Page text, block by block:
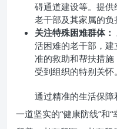
碍通道建设等。提
老干部及其家属的负
关注特殊困难群体：
活困难的老干部，建
准的救助和帮扶措
受到组织的特别关怀。
通过精准的生活保
一道坚实的“健康防线”和